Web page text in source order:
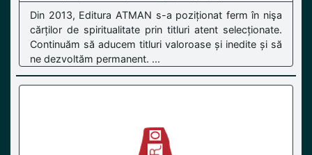
Din 2013, Editura ATMAN s-a poziționat ferm în nişa
cărților de spiritualitate prin titluri atent selecționate.
Continuăm să aducem titluri valoroase și inedite și să
ne dezvoltăm permanent. ...